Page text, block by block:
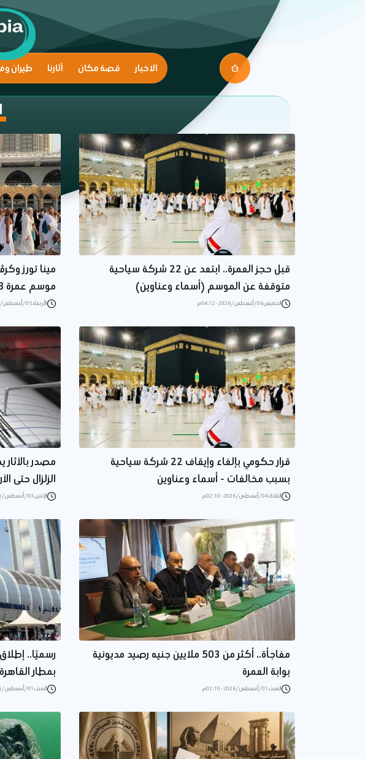
الاخبار قصة مكان آثارنا طيران
قبل حجز العمرة.. ابتعد عن 22 شركة سياحية
متوقفة عن الموسم (أسماء وعناوين)
الخميس 06/أغسطس/2026 - 04:12 م
موسم عمرة 1448ه‍
الأربعاء 05/أغسطس/2026 - 03:03 م
قرار حكومي بإلغاء وإيقاف 22 شركة سياحية
بسبب مخالفات - أسماء وعناوين
الثلاثاء 04/أغسطس/2026 - 02:10 م
مصدر بالآثار
الزلزال حتى
الإثنين 03/أغسطس/2026 - 08:28 ص
مفاجأة.. أكثر من 503 ملايين جنيه رصيد مديونية
بوابة العمرة
السبت 01/أغسطس/2026 - 02:10 م
رسميًا..
بمطار القاهرة
السبت 01/أغسطس/2026 - 10:38 ص